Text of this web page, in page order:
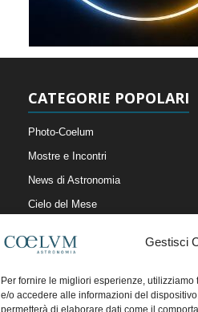
Gestisci
Per fornire le migliori esperienze,
e/o accedere alle informazioni del
permetterà di elaborare dati come il
CATEGORIE POPOLARI
Photo-Coelum
Mostre e Incontri
News di Astronomia
Cielo del Mese
Articoli e Risorse On-Line
Il Blog della Redazione